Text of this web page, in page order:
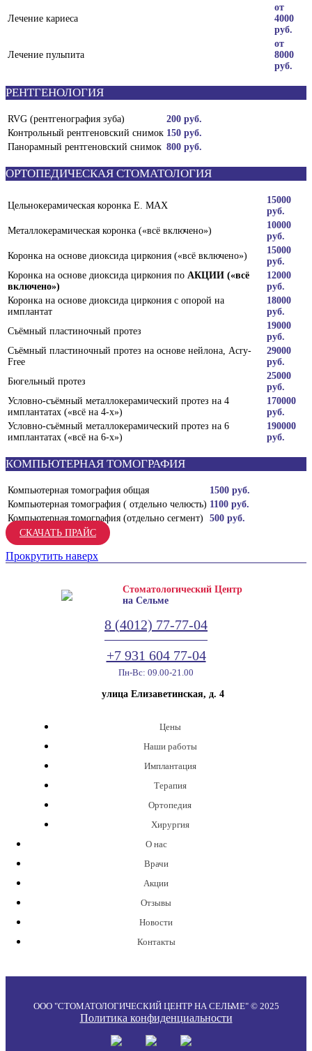
Лечение кариеса
от
4000
руб.
Лечение пульпита
от
8000
руб.
РЕНТГЕНОЛОГИЯ
RVG (рентгенография зуба)
200 руб.
Контрольный рентгеновский снимок 150 руб.
Панорамный рентгеновский снимок 800 руб.
ОРТОПЕДИЧЕСКАЯ СТОМАТОЛОГИЯ
Цельнокерамическая коронка E. MAX
15000
руб.
Металлокерамическая коронка («всё включено»)
10000
руб.
Коронка на основе диоксида циркония («всё включено»)
15000
руб.
Коронка на основе диоксида циркония по АКЦИИ («всё
включено»)
12000
руб.
Коронка на основе диоксида циркония с опорой на
имплантат
18000
руб.
Съёмный пластиночный протез
19000
руб.
Съёмный пластиночный протез на основе нейлона, Acry-
Free
29000
руб.
Бюгельный протез
25000
руб.
Условно-съёмный металлокерамический протез на 4
имплантатах («всё на 4-х»)
170000
руб.
Условно-съёмный металлокерамический протез на 6
имплантатах («всё на 6-х»)
190000
руб.
КОМПЬЮТЕРНАЯ ТОМОГРАФИЯ
Компьютерная томография общая
1500 руб.
Компьютерная томография ( отдельно челюсть) 1100 руб.
Компьютерная томография (отдельно сегмент)
500 руб.
СКАЧАТЬ ПРАЙС
Прокрутить наверх
Стоматологический Центр
на Сельме
Цены
Наши работы
Имплантация
Терапия
Ортопедия
Хирургия
О нас
Врачи
Акции
Отзывы
Новости
Контакты
8 (4012) 77-77-04
+7 931 604 77-04
Пн-Вс: 09.00-21.00
улица Елизаветинская, д. 4
ООО "СТОМАТОЛОГИЧЕСКИЙ ЦЕНТР НА СЕЛЬМЕ" © 2025
Политика конфиденциальности